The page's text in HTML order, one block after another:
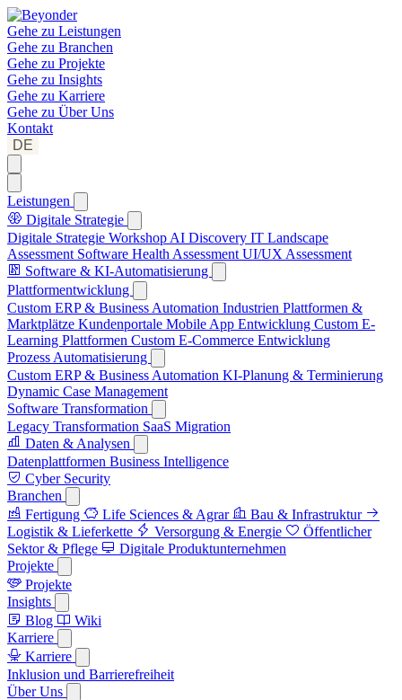
Gehe zu Leistungen
Gehe zu Branchen
Gehe zu Projekte
Gehe zu Insights
Gehe zu Karriere
Gehe zu Über Uns
Kontakt
DE
Leistungen
Digitale Strategie
Digitale Strategie Workshop AI Discovery IT Landscape
Assessment Software Health Assessment UI/UX Assessment
Software & KI-Automatisierung
Plattformentwicklung
Custom ERP & Business Automation Industrien Plattformen &
Marktplätze Kundenportale Mobile App Entwicklung Custom E-
Learning Plattformen Custom E-Commerce Entwicklung
Prozess Automatisierung
Custom ERP & Business Automation KI-Planung & Terminierung
Dynamic Case Management
Software Transformation
Legacy Transformation SaaS Migration
Daten & Analysen
Datenplattformen Business Intelligence
Cyber Security
Branchen
Fertigung
Life Sciences & Agrar
Bau & Infrastruktur
Logistik & Lieferkette
Versorgung & Energie
Öffentlicher
Sektor & Pflege
Digitale Produktunternehmen
Projekte
Projekte
Insights
Blog
Wiki
Karriere
Karriere
Inklusion und Barrierefreiheit
Über Uns